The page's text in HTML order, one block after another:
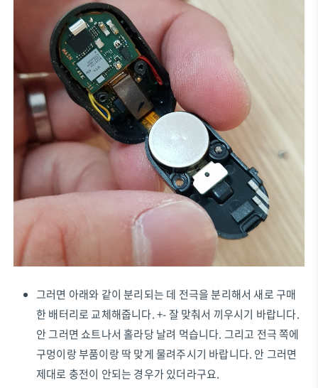
그러면 아래와 같이 분리되는 데 전극을 분리해서 새로 구매
한 배터리로 교체해줍니다. +- 잘 맞춰서 끼우시기 바랍니다.
안 그러면 쇼트나서 홀라당 날려 먹습니다. 그리고 전극 쪽에
구멍이랑 부품이랑 딱 맞게 물려주시기 바랍니다. 안 그러면
제대로 충전이 안되는 경우가 있더라구요.